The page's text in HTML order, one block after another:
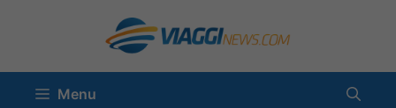
contenuto
Menu